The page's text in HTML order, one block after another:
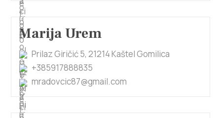
Marija Urem
Prilaz Giričić 5, 21214 Kaštel Gomilica
+385917888835
mradovcic87@gmail.com